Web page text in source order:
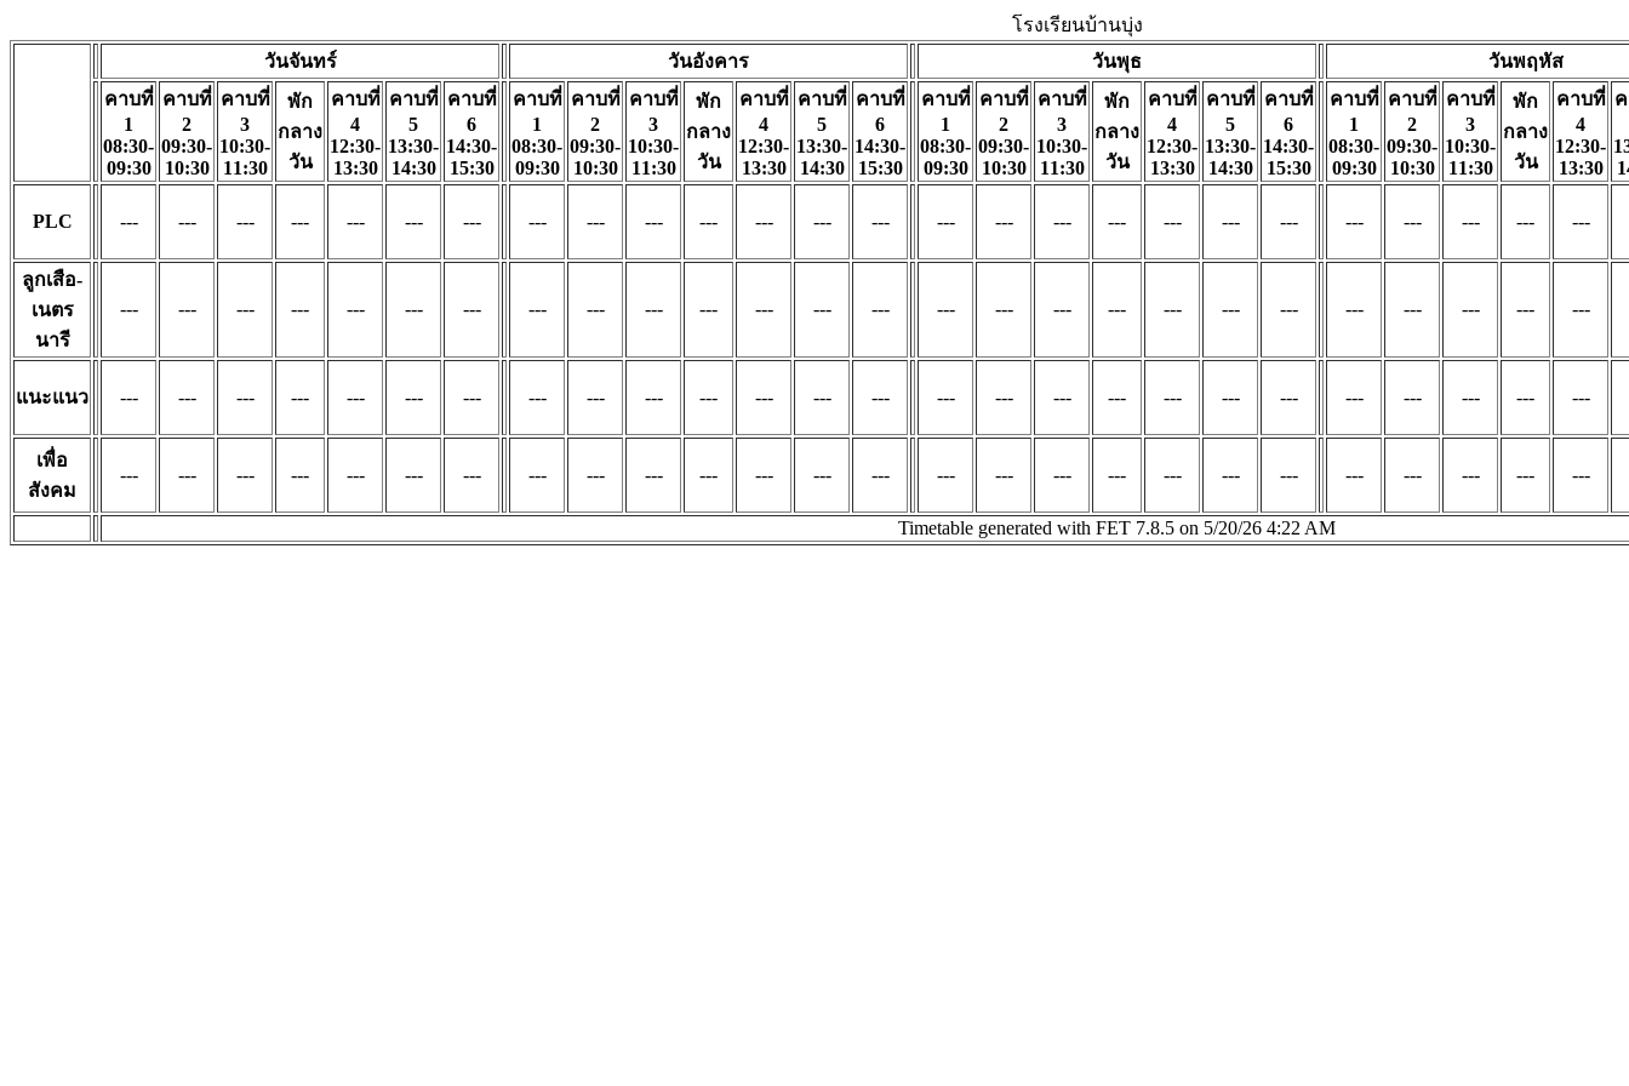
โรงเรียนบ้านบุ่ง
วันจันทร์
วันอังคาร วันพุธ
วันพฤหัส
คาบที่
1
08:30-
09:30
คาบที่
2
09:30-
10:30
คาบที่
3
10:30-
11:30
พัก
กลาง
วัน
คาบที่
4
12:30-
13:30
คาบที่
5
13:30-
14:30
คาบที่
6
14:30-
15:30
คาบที่
1
08:30-
09:30
คาบที่
2
09:30-
10:30
คาบที่
3
10:30-
11:30
พัก
กลาง
วัน
คาบที่
4
12:30-
13:30
คาบที่
5
13:30-
14:30
คาบที่
6
14:30-
15:30
คาบที่
1
08:30-
09:30
คาบที่
2
09:30-
10:30
คาบที่
3
10:30-
11:30
พัก
กลาง
วัน
คาบที่
4
12:30-
13:30
คาบที่
5
13:30-
14:30
คาบที่
6
14:30-
15:30
คาบที่
1
08:30-
09:30
คาบที่
2
09:30-
10:30
คาบที่
3
10:30-
11:30
พัก
กลาง
วัน
คาบที่
4
12:30-
13:30
PLC --- --- --- --- --- --- --- --- --- --- --- --- --- --- --- --- --- --- --- --- --- --- --- --- --- ---
ลูกเสือ-
เนตร
นารี
--- --- --- --- --- --- --- --- --- --- --- --- --- --- --- --- --- --- --- --- --- --- --- --- --- ---
แนะแนว --- --- --- --- --- --- --- --- --- --- --- --- --- --- --- --- --- --- --- --- --- --- --- --- --- ---
เพื่อ
สังคม
--- --- --- --- --- --- --- --- --- --- --- --- --- --- --- --- --- --- --- --- --- --- --- --- --- ---
Timetable generated with FET 7.8.5 on 5/20/26 4:22 AM